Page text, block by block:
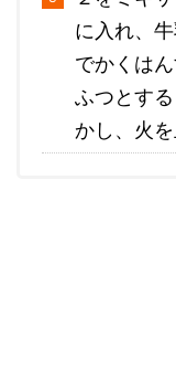
に入れ、
でかくは
ふつとす
かし、火